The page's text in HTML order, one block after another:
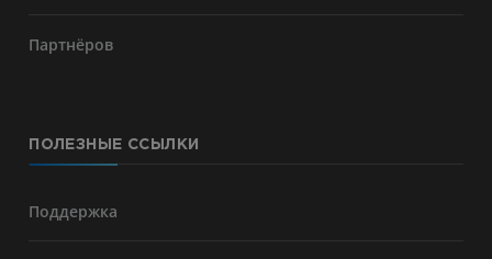
Партнёров
ПОЛЕЗНЫЕ ССЫЛКИ
Поддержка